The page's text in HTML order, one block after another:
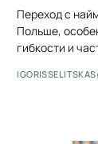
Переход с
Польше,
гибкости и